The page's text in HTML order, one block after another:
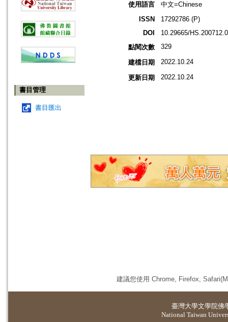
書目管理
書目匯出
使用語言
中文=Chinese
ISSN
17292786 (P)
DOI
10.29665/
點閱次數
329
建檔日期 2022.10.24
更新日期 2022.10.24
建議您使用 Chrome, Firefox,
臺灣大學文學院佛
National Taiwan